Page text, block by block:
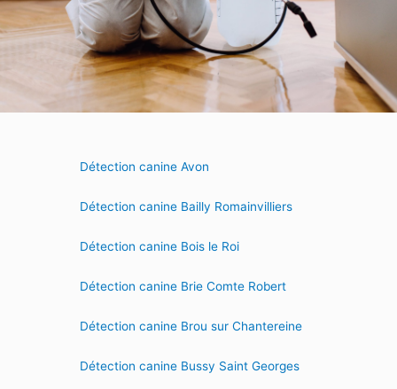
Détection canine Avon
Détection canine Bailly Romainvilliers
Détection canine Bois le Roi
Détection canine Brie Comte Robert
Détection canine Brou sur Chantereine
Détection canine Bussy Saint Georges